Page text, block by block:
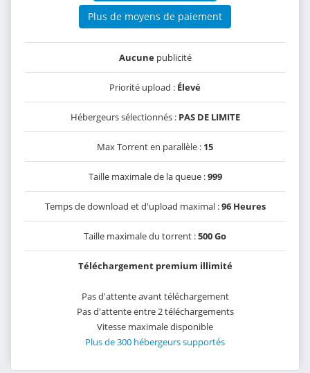
Plus de moyens de paiement
Aucunepublicité
Priorité upload : Élevé
Hébergeurs sélectionnés : PAS DE LIMITE
Max Torrent en parallèle : 15
Taille maximale de la queue :999
Temps de download et d'upload maximal :96 Heures
Taille maximale du torrent :500 Go
Téléchargement premium illimité
Pas d'attente avant téléchargement
Pas d'attente entre 2 téléchargements
Vitesse maximale disponible
Plus de 300 hébergeurs supportés